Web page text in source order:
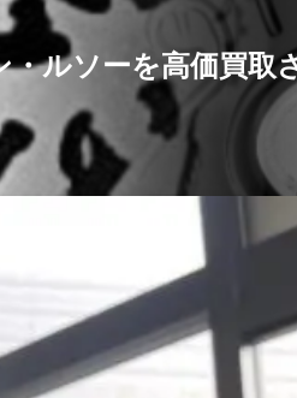
ルソーを高価買取